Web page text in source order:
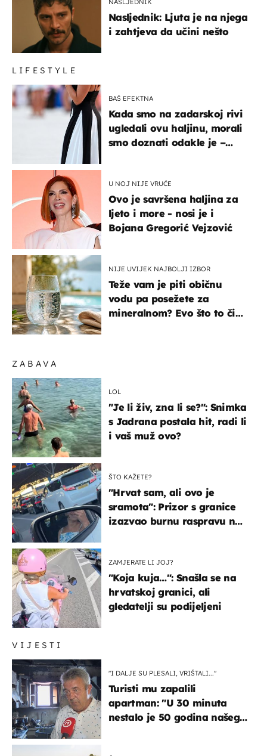
VIJESTI
"I DALJE SU PLESALI, VRIŠTALI..."
Turisti mu zapalili
apartman: "U 30 minuta
nestalo je 50 godina našeg
ZABAVA
LOL
"Je li živ, zna li se?": Snimka
s Jadrana postala hit, radi li
i vaš muž ovo?
ŠTO KAŽETE?
"Hrvat sam, ali ovo je
sramota": Prizor s granice
izazvao burnu raspravu na
ZAMJERATE LI JOJ?
"Koja kuja…": Snašla se na
hrvatskoj granici, ali
gledatelji su podijeljeni
NASLJEDNIK
Nasljednik: Ljuta je na njega
i zahtjeva da učini nešto
LIFESTYLE
BAŠ EFEKTNA
Kada smo na zadarskoj rivi
ugledali ovu haljinu, morali
smo doznati odakle je –
U NOJ NIJE VRUĆE
Ovo je savršena haljina za
ljeto i more - nosi je i
Bojana Gregorić Vejzović
NIJE UVIJEK NAJBOLJI IZBOR
Teže vam je piti običnu
vodu pa posežete za
mineralnom? Evo što to čini